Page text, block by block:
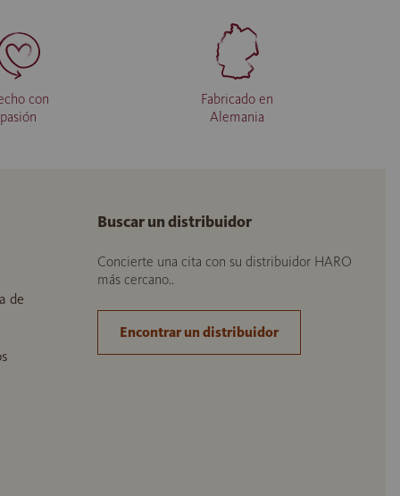
con
pasión
Fabricado en
Alemania
de
Buscar un distribuidor
Concierte una cita con su distribuidor HARO
más cercano..
Encontrar un distribuidor